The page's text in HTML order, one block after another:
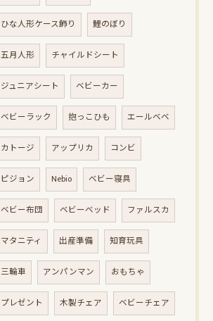
ひな人形ケース飾り 鯉のぼり
五月人形 チャイルドシート
ジュニアシート ベビーカー
ベビーラック 抱っこひも エールベベ
カトージ アップリカ コンビ
ピジョン Nebio ベビー寝具
ベビー布団 ベビーベッド ファルスカ
マタニティ 出産準備 知育玩具
三輪車 アンパンマン おもちゃ
プレゼント 木製チェア ベビーチェア